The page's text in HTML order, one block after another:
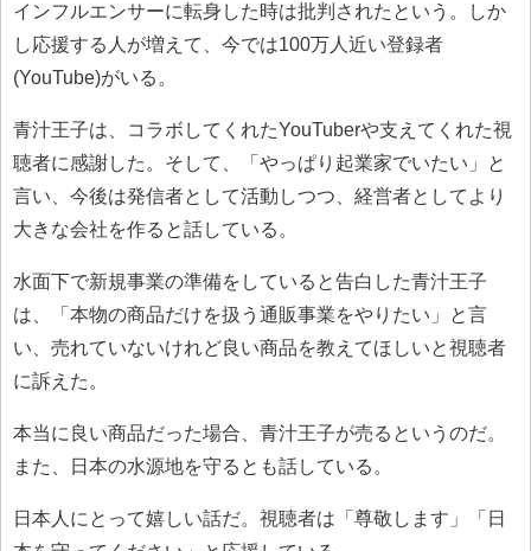
インフルエンサーに転身した時は批判されたという。しか
し応援する人が増えて、今では100万人近い登録者
(YouTube)がいる。
青汁王子は、コラボしてくれたYouTuberや支えてくれた視
聴者に感謝した。そして、「やっぱり起業家でいたい」と
言い、今後は発信者として活動しつつ、経営者としてより
大きな会社を作ると話している。
水面下で新規事業の準備をしていると告白した青汁王子
は、「本物の商品だけを扱う通販事業をやりたい」と言
い、売れていないけれど良い商品を教えてほしいと視聴者
に訴えた。
本当に良い商品だった場合、青汁王子が売るというのだ。
また、日本の水源地を守るとも話している。
日本人にとって嬉しい話だ。視聴者は「尊敬します」「日